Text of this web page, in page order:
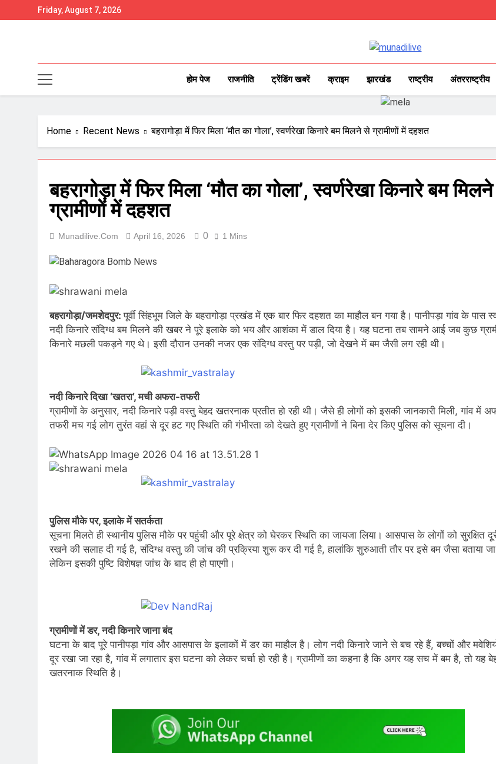
to
Friday, August 7, 2026
Munadi Live – Jharkhand's
होम पेज राजनीति ट्रेंडिंग खबरें क्राइम झारखंड राष्ट्रीय अंतरराष्ट्रीय
Home Recent News बहरागोड़ा में फिर मिला ‘मौत का गोला’, स्वर्णरेखा किनारे बम मिलने से ग्रामीणों में दहशत
बहरागोड़ा में फिर मिला ‘मौत का गोला’, स्वर्णरेखा किनारे बम
ग्रामीणों में दहशत
Munadilive.com April 16, 2026 0 1 Mins
बहरागोड़ा/जमशेदपुर:पूर्वी सिंहभूम जिले के बहरागोड़ा प्रखंड में एक बार फिर दहशत का माहौल बन गया है। पानीपड़ा गांव के पास
नदी किनारे संदिग्ध बम मिलने की खबर ने पूरे इलाके को भय और आशंका में डाल दिया है। यह घटना तब सामने आई जब कुछ
किनारे मछली पकड़ने गए थे। इसी दौरान उनकी नजर एक संदिग्ध वस्तु पर पड़ी, जो देखने में बम जैसी लग रही थी।
नदी किनारे दिखा ‘खतरा’, मची अफरा-तफरी
ग्रामीणों के अनुसार, नदी किनारे पड़ी वस्तु बेहद खतरनाक प्रतीत हो रही थी। जैसे ही लोगों को इसकी जानकारी मिली, गांव में
तफरी मच गई लोग तुरंत वहां से दूर हट गए स्थिति की गंभीरता को देखते हुए ग्रामीणों ने बिना देर किए पुलिस को सूचना दी।
पुलिस मौके पर, इलाके में सतर्कता
सूचना मिलते ही स्थानीय पुलिस मौके पर पहुंची और पूरे क्षेत्र को घेरकर स्थिति का जायजा लिया। आसपास के लोगों को सुरक्षित
रखने की सलाह दी गई है, संदिग्ध वस्तु की जांच की प्रक्रिया शुरू कर दी गई है, हालांकि शुरुआती तौर पर इसे बम जैसा बताया जा
लेकिन इसकी पुष्टि विशेषज्ञ जांच के बाद ही हो पाएगी।
ग्रामीणों में डर, नदी किनारे जाना बंद
घटना के बाद पूरे पानीपड़ा गांव और आसपास के इलाकों में डर का माहौल है। लोग नदी किनारे जाने से बच रहे हैं, बच्चों और
दूर रखा जा रहा है, गांव में लगातार इस घटना को लेकर चर्चा हो रही है। ग्रामीणों का कहना है कि अगर यह सच में बम है, तो यह
खतरनाक स्थिति है।